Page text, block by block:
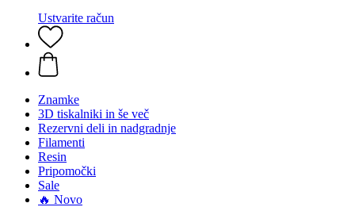
Ustvarite račun
Znamke
3D tiskalniki in še več
Rezervni deli in nadgradnje
Filamenti
Resin
Pripomočki
Sale
🔥 Novo